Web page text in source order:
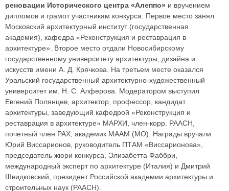
реновации Исторического центра «Алеппо» и вручением
дипломов и грамот участникам конкурса. Первое место занял
Московский архитектурный институт (государственная
академия), кафедра «Реконструкция и реставрация в
архитектуре». Второе место отдали Новосибирскому
государственному университету архитектуры, дизайна и
искусств имени А. Д. Крячкова. На третьем месте оказался
Уральский государственный архитектурно-художественный
университет им. Н. С. Алферова. Модератором выступил
Евгений Полянцев, архитектор, профессор, кандидат
архитектуры, заведующий кафедрой «Реконструкция и
реставрация в архитектуре» МАРХИ, член-корр. РААСН,
почетный член РАХ, академик МААМ (МО). Награды вручали
Юрий Виссарионов, руководитель ПТАМ «Виссарионова»,
председатель жюри конкурса, Элизабетта Фаббри,
международный эксперт по архитектуре (Италия) и Дмитрий
Швидковский, президент Российской академии архитектуры и
строительных наук (РААСН).